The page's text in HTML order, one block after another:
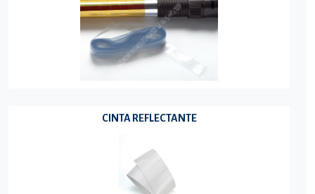
CINTA REFLECTANTE